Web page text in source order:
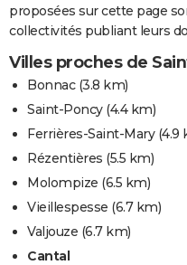
proposées sur cette page
collectivités publiant leurs
Villes proches de
Bonnac(3.8 km)
Saint-Poncy(4.4 km)
Ferrières-Saint-Mary(4.9
Rézentières (5.5 km)
Molompize (6.5 km)
Vieillespesse (6.7 km)
Valjouze (6.7 km)
Cantal